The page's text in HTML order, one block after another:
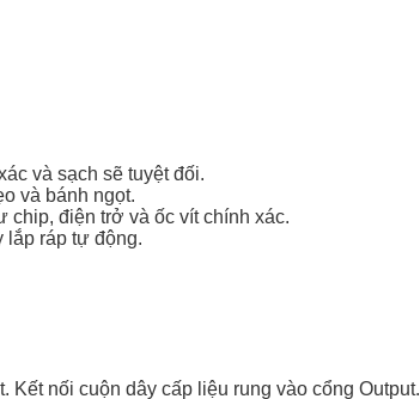
và sạch sẽ tuyệt đối.
và bánh ngọt.
chip, điện trở và ốc vít chính xác.
lắp ráp tự động.
Kết nối cuộn dây cấp liệu rung vào cổng Output.